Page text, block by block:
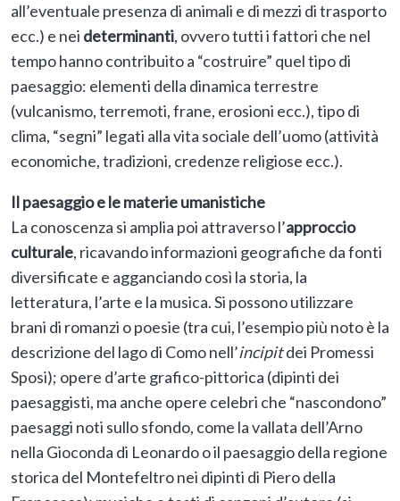
all’eventuale presenza di animali e di mezzi di trasporto
ecc.) e nei determinanti, ovvero tutti i fattori che nel
tempo hanno contribuito a “costruire” quel tipo di
paesaggio: elementi della dinamica terrestre
(vulcanismo, terremoti, frane, erosioni ecc.), tipo di
clima, “segni” legati alla vita sociale dell’uomo (attività
economiche, tradizioni, credenze religiose ecc.).
Il paesaggio e le materie umanistiche
La conoscenza si amplia poi attraverso l’approccio
culturale, ricavando informazioni geografiche da fonti
diversificate e agganciando così la storia, la
letteratura, l’arte e la musica. Si possono utilizzare
brani di romanzi o poesie (tra cui, l’esempio più noto è la
descrizione del lago di Como nell’incipitdei Promessi
Sposi); opere d’arte grafico-pittorica (dipinti dei
paesaggisti, ma anche opere celebri che “nascondono”
paesaggi noti sullo sfondo, come la vallata dell’Arno
nella Gioconda di Leonardo o il paesaggio della regione
storica del Montefeltro nei dipinti di Piero della